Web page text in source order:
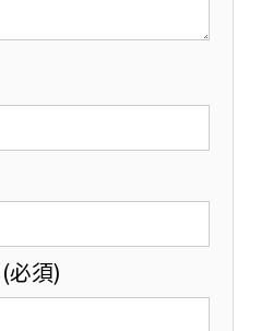
必須)